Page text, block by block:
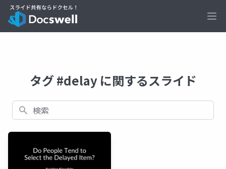
タグ #delay に関するスライド
検索